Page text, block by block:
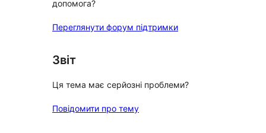
допомога?
Переглянути форум підтримки
Звіт
Ця тема має серйозні проблеми?
Повідомити про тему